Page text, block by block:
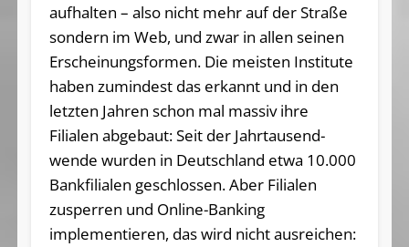
aufhalten – also nicht mehr auf der Straße
sondern im Web, und zwar in allen seinen
Erscheinungsformen. Die meisten Institute
haben zumindest das erkannt und in den
letzten Jahren schon mal massiv ihre
Filialen abgebaut: Seit der Jahrtausend­
wende wurden in Deutschland etwa 10.000
Bankfilialen geschlossen. Aber Filialen
zusperren und Online-Banking
implementieren, das wird nicht ausreichen: